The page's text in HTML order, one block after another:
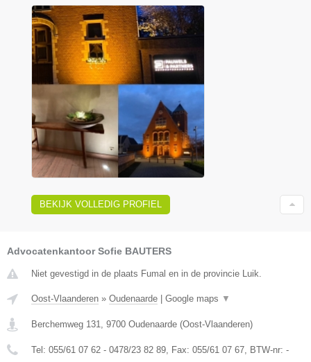
BEKIJK VOLLEDIG PROFIEL
Advocatenkantoor Sofie BAUTERS
Niet gevestigd in de plaats Fumal en in de provincie Luik.
Oost-Vlaanderen » Oudenaarde Google maps ▼
Berchemweg 131 9700 Oudenaarde (Oost-Vlaanderen)
Tel: 055/61 07 62 - 0478/23 82 89 , Fax: 055/61 07 67 , BTW-nr: -